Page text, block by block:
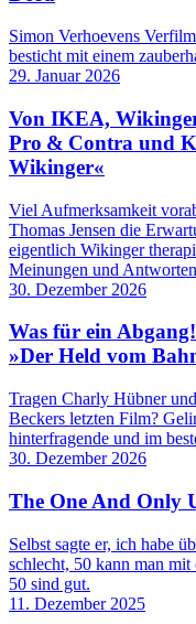
Simon Verhoevens
besticht mit einem
29. Januar 2026
Von IKEA,
Pro & Contra und
Wikinger«
Viel Aufmerksamkeit
Thomas Jensen die
eigentlich Wikinger
Meinungen und
30. Dezember 2026
Was für ein
»Der Held vom
Tragen Charly Hübner
Beckers letzten Film?
hinterfragende und im
30. Dezember 2026
The One And Only
Selbst sagte er, ich habe
schlecht, 50 kann man
50 sind gut.
11. Dezember 2025